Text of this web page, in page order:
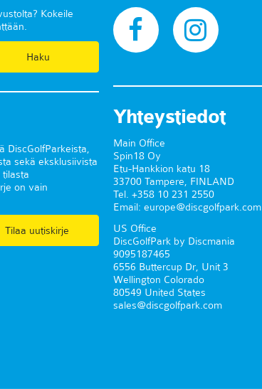
Kokeile
DiscGolfParkeista,
sekä eksklusiivista
on vain
Tilaa uutiskirje
Yhteystiedot
Main Office
Spin18 Oy
Etu-Hankkion katu 18
33700 Tampere, FINLAND
Tel. +358 10 231 2550
Email: europe@discgolfpark.com
US Office
DiscGolfPark by Discmania
9095187465
6556 Buttercup Dr, Unit 3
Wellington Colorado
80549 United States
sales@discgolfpark.com